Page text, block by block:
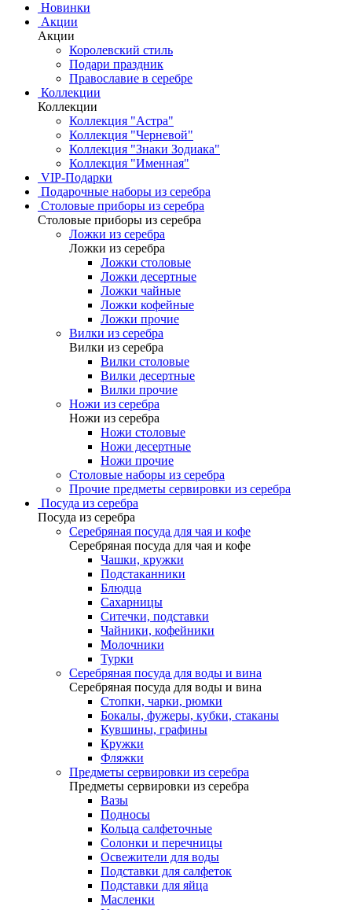
Новинки
Акции
Акции
Королевский стиль
Подари праздник
Православие в серебре
Коллекции
Коллекции
Коллекция "Астра"
Коллекция "Черневой"
Коллекция "Знаки Зодиака"
Коллекция "Именная"
VIP-Подарки
Подарочные наборы из серебра
Столовые приборы из серебра
Столовые приборы из серебра
Ложки из серебра
Ложки из серебра
Ложки столовые
Ложки десертные
Ложки чайные
Ложки кофейные
Ложки прочие
Вилки из серебра
Вилки из серебра
Вилки столовые
Вилки десертные
Вилки прочие
Ножи из серебра
Ножи из серебра
Ножи столовые
Ножи десертные
Ножи прочие
Столовые наборы из серебра
Прочие предметы сервировки из серебра
Посуда из серебра
Посуда из серебра
Серебряная посуда для чая и кофе
Серебряная посуда для чая и кофе
Чашки, кружки
Подстаканники
Блюдца
Сахарницы
Ситечки, подставки
Чайники, кофейники
Молочники
Турки
Серебряная посуда для воды и вина
Серебряная посуда для воды и вина
Стопки, чарки, рюмки
Бокалы, фужеры, кубки, стаканы
Кувшины, графины
Кружки
Фляжки
Предметы сервировки из серебра
Предметы сервировки из серебра
Вазы
Подносы
Кольца салфеточные
Солонки и перечницы
Освежители для воды
Подставки для салфеток
Подставки для яйца
Масленки